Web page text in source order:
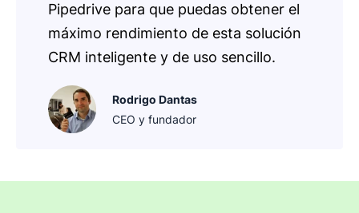
Pipedrive para que puedas obtener el
máximo rendimiento de esta solución
CRM inteligente y de uso sencillo.
Rodrigo Dantas
CEO y fundador